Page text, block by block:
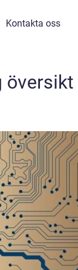
Kontakta oss
översikt